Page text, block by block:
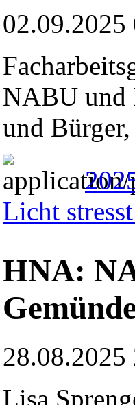
02.09.2025
NABU und
und Bürger,
Licht
HNA:
28.08.2025
Lisa